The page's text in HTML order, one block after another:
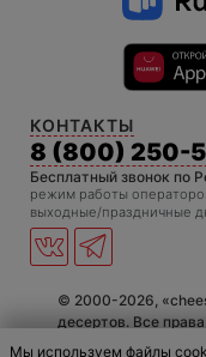
КОНТАКТЫ
8 (800) 250-
Бесплатный звонок по
режим работы
выходные/праздничные
© 2000-2026,
десертов. Все
Мы используем файлы